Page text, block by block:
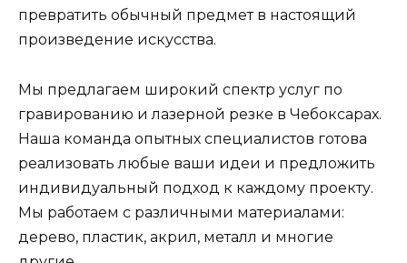
превратить обычный предмет в настоящий
произведение искусства.
Мы предлагаем широкий спектр услуг по
гравированию и лазерной резке в Чебоксарах.
Наша команда опытных специалистов готова
реализовать любые ваши идеи и предложить
индивидуальный подход к каждому проекту.
Мы работаем с различными материалами:
дерево, пластик, акрил, металл и многие